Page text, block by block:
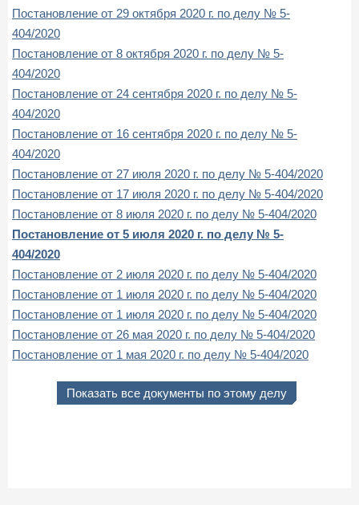
Постановление от 29 октября 2020 г. по делу № 5-
404/2020
Постановление от 8 октября 2020 г. по делу № 5-
404/2020
Постановление от 24 сентября 2020 г. по делу № 5-
404/2020
Постановление от 16 сентября 2020 г. по делу № 5-
404/2020
Постановление от 27 июля 2020 г. по делу № 5-404/2020
Постановление от 17 июля 2020 г. по делу № 5-404/2020
Постановление от 8 июля 2020 г. по делу № 5-404/2020
Постановление от 5 июля 2020 г. по делу № 5-
404/2020
Постановление от 2 июля 2020 г. по делу № 5-404/2020
Постановление от 1 июля 2020 г. по делу № 5-404/2020
Постановление от 1 июля 2020 г. по делу № 5-404/2020
Постановление от 26 мая 2020 г. по делу № 5-404/2020
Постановление от 1 мая 2020 г. по делу № 5-404/2020
Показать все документы по этому делу